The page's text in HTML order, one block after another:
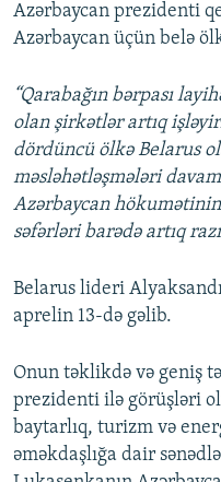
Azərbaycan prezidenti
Azərbaycan üçün belə
“Qarabağın bərpası
olan şirkətlər artıq
dördüncü ölkə Belarus
məsləhətləşmələri
Azərbaycan
səfərləri barədə artıq
Belarus lideri
aprelin 13-də gəlib.
Onun təklikdə və geniş
prezidenti ilə görüşləri
baytarlıq, turizm və
əməkdaşlığa dair